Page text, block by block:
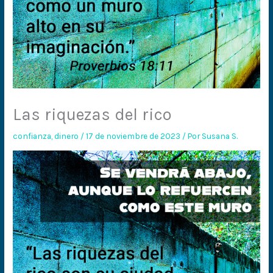
Las riquezas del rico
confianza,dinero /17 de noviembre de 2023 / PorSusana S.